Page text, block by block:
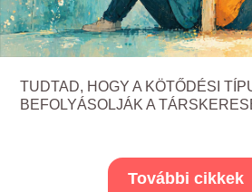
TUDTAD, HOGY A KÖTŐDÉSI
BEFOLYÁSOLJÁK A
További cikkek